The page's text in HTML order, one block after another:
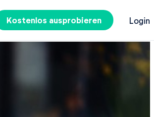
Kostenlos ausprobieren Login